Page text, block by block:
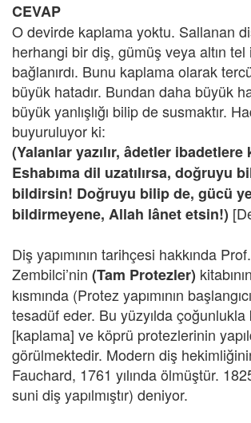
CEVAP
O devirde kaplama yoktu. Sallanan
herhangi bir diş, gümüş veya altın
bağlanırdı. Bunu kaplama olarak
büyük hatadır. Bundan daha büyük
büyük yanlışlığı bilip de susmaktır.
buyuruluyor ki:
(Yalanlar yazılır, âdetler ibadetlere
Eshabıma dil uzatılırsa, doğruyu
bildirsin! Doğruyu bilip de, gücü
bildirmeyene, Allah lânet etsin!)
Diş yapımının tarihçesi hakkında
Zembilci’nin (Tam Protezler)
kısmında (Protez yapımının
tesadüf eder. Bu yüzyılda çoğunlukla
[kaplama] ve köprü protezlerinin
görülmektedir. Modern diş
Fauchard, 1761 yılında ölmüştür.
suni diş yapılmıştır) deniyor.